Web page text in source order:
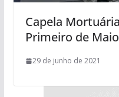
Capela
Primeiro de Maio
29 de junho de 2021